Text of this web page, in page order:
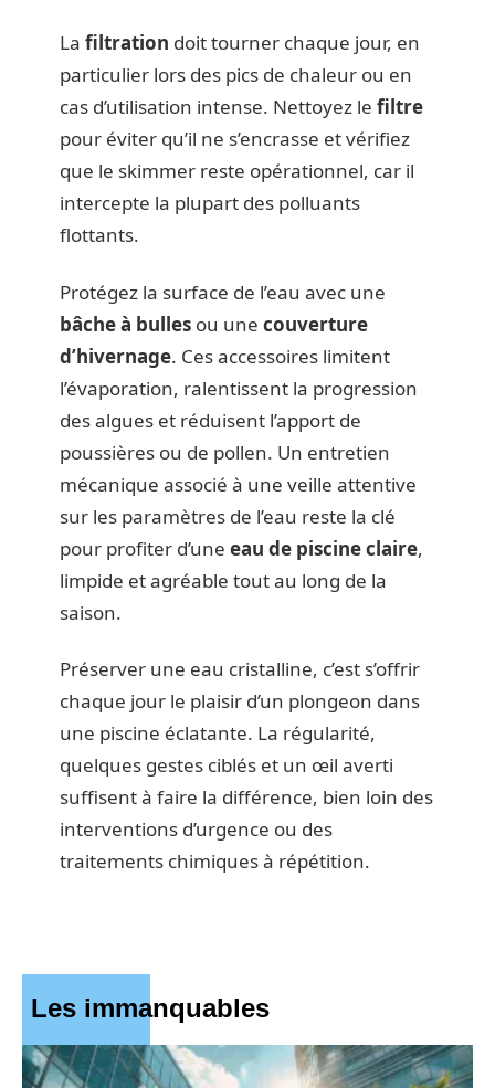
La filtration doit tourner chaque jour, en
particulier lors des pics de chaleur ou en
cas d’utilisation intense. Nettoyez le filtre
pour éviter qu’il ne s’encrasse et vérifiez
que le skimmer reste opérationnel, car il
intercepte la plupart des polluants
flottants.
Protégez la surface de l’eau avec une
bâche à bulles ou une couverture
d’hivernage. Ces accessoires limitent
l’évaporation, ralentissent la progression
des algues et réduisent l’apport de
poussières ou de pollen. Un entretien
mécanique associé à une veille attentive
sur les paramètres de l’eau reste la clé
pour profiter d’une eau de piscine claire,
limpide et agréable tout au long de la
saison.
Préserver une eau cristalline, c’est s’offrir
chaque jour le plaisir d’un plongeon dans
une piscine éclatante. La régularité,
quelques gestes ciblés et un œil averti
suffisent à faire la différence, bien loin des
interventions d’urgence ou des
traitements chimiques à répétition.
Les immanquables